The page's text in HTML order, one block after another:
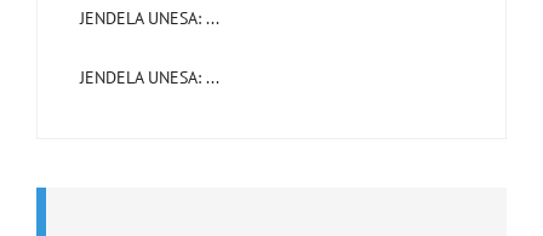
JENDELA UNESA: ...
JENDELA UNESA: ...